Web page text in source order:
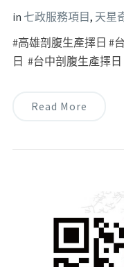
in 七政服務項目, 天星
#高雄剖腹生產擇日 #
日 #台中剖腹生產擇
Read More